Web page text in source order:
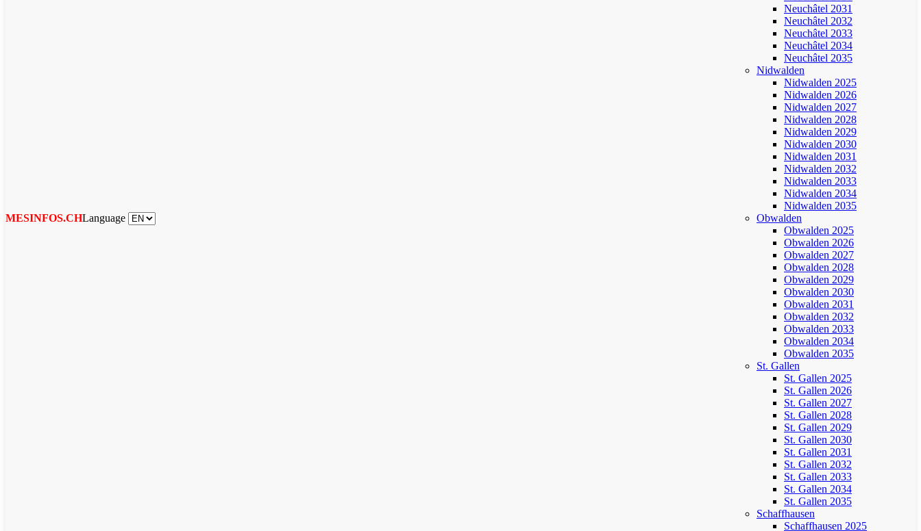
MESINFOS.CHLanguage
Neuchâtel 2031
Neuchâtel 2032
Neuchâtel 2033
Neuchâtel 2034
Neuchâtel 2035
Nidwalden
Nidwalden 2025
Nidwalden 2026
Nidwalden 2027
Nidwalden 2028
Nidwalden 2029
Nidwalden 2030
Nidwalden 2031
Nidwalden 2032
Nidwalden 2033
Nidwalden 2034
Nidwalden 2035
Obwalden
Obwalden 2025
Obwalden 2026
Obwalden 2027
Obwalden 2028
Obwalden 2029
Obwalden 2030
Obwalden 2031
Obwalden 2032
Obwalden 2033
Obwalden 2034
Obwalden 2035
St. Gallen
St. Gallen 2025
St. Gallen 2026
St. Gallen 2027
St. Gallen 2028
St. Gallen 2029
St. Gallen 2030
St. Gallen 2031
St. Gallen 2032
St. Gallen 2033
St. Gallen 2034
St. Gallen 2035
Schaffhausen
Schaffhausen 2025